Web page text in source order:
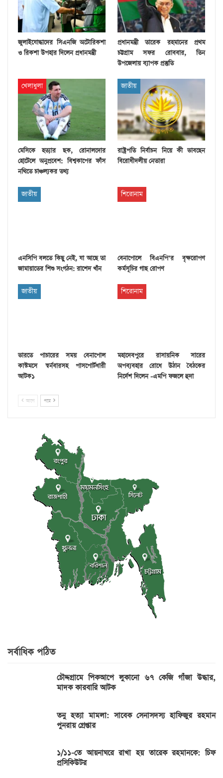
জুলাইযোদ্ধাদের সিএনজি অটোরিকশা
ও রিকশা উপহার দিলেন প্রধানমন্ত্রী
প্রধানমন্ত্রী তারেক রহমানের প্রথম
চট্টগ্রাম সফর রোববার, তিন
উপজেলায় ব্যাপক প্রস্তুতি
খেলাধুলা
মেসিকে হত্যার ছক, রোনালদোর
হোটেলে অনুপ্রবেশ: বিশ্বকাপের ফাঁস
নথিতে চাঞ্চল্যকর তথ্য
জাতীয়
রাষ্ট্রপতি নির্বাচন নিয়ে কী ভাবছেন
বিরোধীদলীয় নেতারা
জাতীয়
এনসিপি বলতে কিছু নেই, যা আছে তা
জামায়াতের শিশু সংগঠন: রাশেদ খাঁন
শিরোনাম
বেনাপোলে বিএনপি’র বৃক্ষরোপণ
কর্মসূচির গাছ রোপণ
জাতীয়
ভারতে পাচারের সময় বেনাপোল
কাস্টমসে স্বর্নবারসহ পাসপোর্টধারী
আটক১
শিরোনাম
মহাদেবপুরে রাসায়নিক সারের
অপব্যবহার রোধে উঠান বৈঠকের
নির্দেশ দিলেন -এমপি ফজলে হুদা
আগে পরে
সর্বাধিক পঠিত
চৌদ্দগ্রামে পিকআপে লুকানো ৬৭ কেজি গাঁজা উদ্ধার,
মাদক কারবারি আটক
তনু হত্যা মামলা: সাবেক সেনাসদস্য হাফিজুর রহমান
পুনরায় গ্রেপ্তার
১/১১-তে আয়নাঘরে রাখা হয় তারেক রহমানকে: চিফ
প্রসিকিউটর